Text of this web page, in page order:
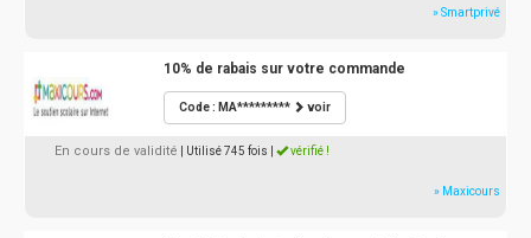
» Smartprivé
10% de rabais sur votre commande
Code : MA********* voir
En cours de validité | Utilisé 745 fois vérifié !
» Maxicours